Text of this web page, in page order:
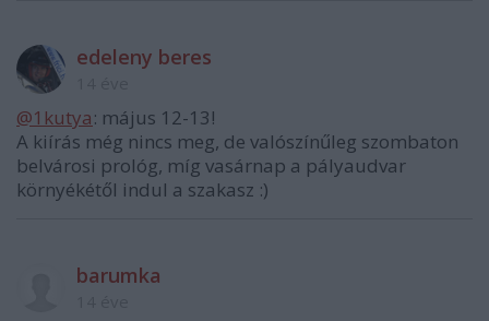
edeleny beres
@1kutya: május 12-13!
A kiírás még nincs meg, de valószínűleg szombaton
belvárosi prológ, míg vasárnap a pályaudvar
környékétől indul a szakasz :)
barumka